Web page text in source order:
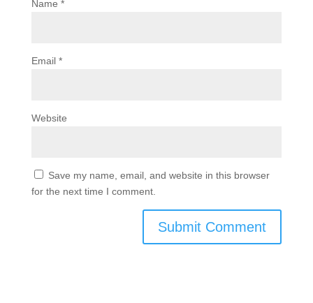
Name *
Email *
Website
Save my name, email, and website in this browser
for the next time I comment.